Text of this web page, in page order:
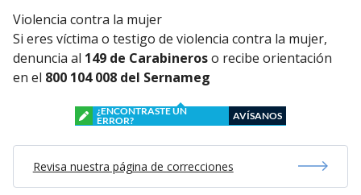
Violencia contra la mujer
Si eres víctima o testigo de violencia contra la mujer,
denuncia al 149 de Carabineroso recibe orientación
en el 800 104 008 del Sernameg
¿ENCONTRASTE UN
ERROR?
AVÍSANOS
Revisa nuestra página de correcciones